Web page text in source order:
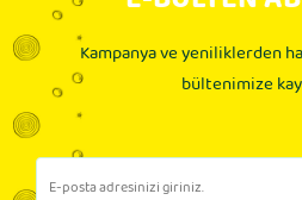
Kampanya ve yeniliklerden
bültenimize